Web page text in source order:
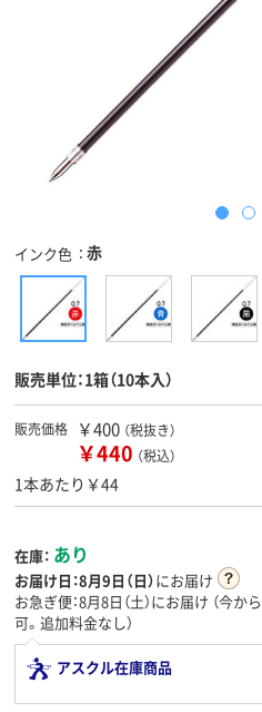
インク色 赤
販売単位：1箱（10本入）
販売価格 ￥400 （税抜き）
￥440 （税込）
1本あたり￥44
在庫： あり
お届け日：8月9日（日）にお届け
お急ぎ便：8月8日（土）にお届け （今から
可。追加料金なし）
アスクル在庫商品